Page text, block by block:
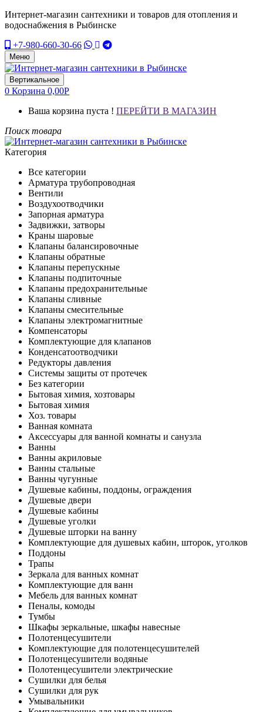
Интернет-магазин сантехники и товаров для отопления и
водоснабжения в Рыбинске
+7-980-660-30-66
Меню
Вертикальное
0 Корзина 0,00Р
Ваша корзина пуста ! ПЕРЕЙТИ В МАГАЗИН
Поиск товара
Категория
Все категории
Арматура трубопроводная
Вентили
Воздухоотводчики
Запорная арматура
Задвижки, затворы
Краны шаровые
Клапаны балансировочные
Клапаны обратные
Клапаны перепускные
Клапаны подпиточные
Клапаны предохранительные
Клапаны сливные
Клапаны смесительные
Клапаны электромагнитные
Компенсаторы
Комплектующие для клапанов
Конденсатоотводчики
Редукторы давления
Системы защиты от протечек
Без категории
Бытовая химия, хозтовары
Бытовая химия
Хоз. товары
Ванная комната
Аксессуары для ванной комнаты и санузла
Ванны
Ванны акриловые
Ванны стальные
Ванны чугунные
Душевые кабины, поддоны, ограждения
Душевые двери
Душевые кабины
Душевые уголки
Душевые шторки на ванну
Комплектующие для душевых кабин, шторок, уголков
Поддоны
Трапы
Зеркала для ванных комнат
Комплектующие для ванн
Мебель для ванных комнат
Пеналы, комоды
Тумбы
Шкафы зеркальные, шкафы навесные
Полотенцесушители
Комплектующие для полотенцесушителей
Полотенцесушители водяные
Полотенцесушители электрические
Сушилки для белья
Сушилки для рук
Умывальники